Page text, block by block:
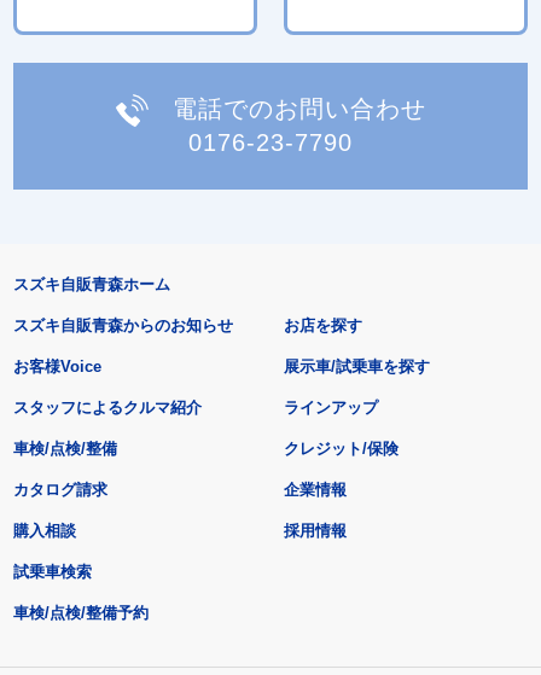
電話でのお問い合わせ
0176-23-7790
スズキ自販青森ホーム
スズキ自販青森からのお知らせ
お客様Voice
スタッフによるクルマ紹介
お店を探す
展示車/試乗車を探す
ラインアップ
車検/点検/整備 クレジット/保険
カタログ請求
購入相談
試乗車検索
車検/点検/整備予約
企業情報
採用情報